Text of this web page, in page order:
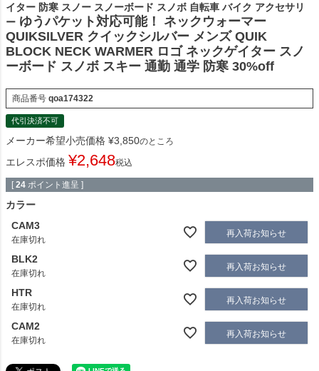
イター 防寒 スノー スノーボード スノボ 自転車 バイク アクセサリ
ー ゆうパケット対応可能！ ネックウォーマー
QUIKSILVER クイックシルバー メンズ QUIK
BLOCK NECK WARMER ロゴ ネックゲイター スノ
ーボード スノボ スキー 通勤 通学 防寒 30%off
商品番号 qoa174322
代引決済不可
メーカー希望小売価格 ¥3,850のところ
エレスポ価格 ¥2,648税込
[ 24 ポイント進呈 ]
カラー
CAM3
在庫切れ
再入荷お知らせ
BLK2
在庫切れ
再入荷お知らせ
HTR
在庫切れ
再入荷お知らせ
CAM2
在庫切れ
再入荷お知らせ